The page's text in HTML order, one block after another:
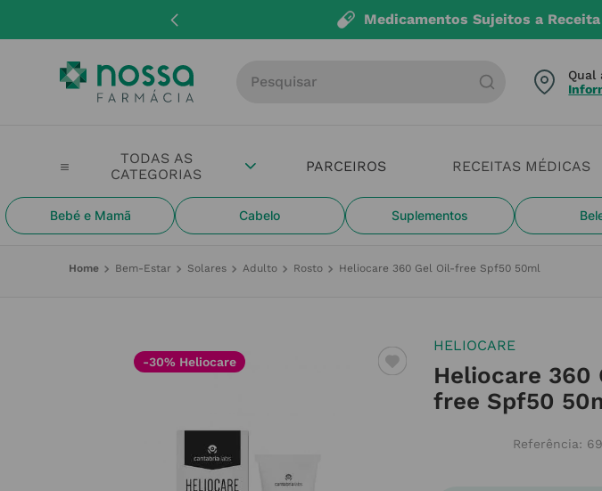
Medicamentos Sujeitos a
PARCEIROS RECEITAS MÉDICAS
Bebé e Mamã Cabelo Suplementos
Qual
Bem-Estar Solares Adulto Rosto Heliocare 360 Gel Oil-free Spf50 50ml
-30% Heliocare
HELIOCARE
Heliocare 360
free Spf50
Referência: